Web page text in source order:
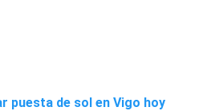
puesta de sol en Vigo hoy